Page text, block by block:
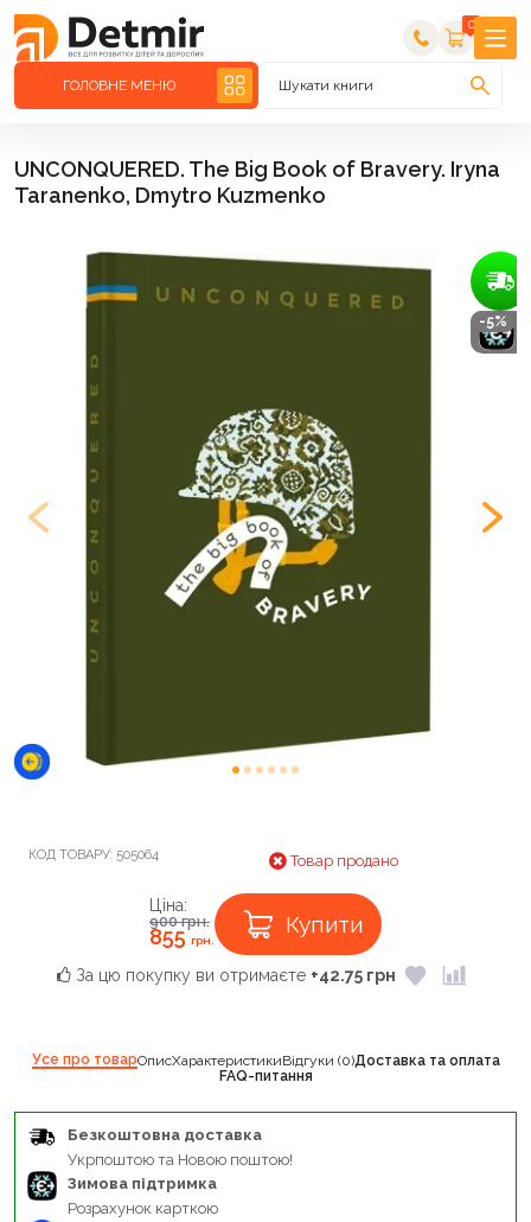
0
ГОЛОВНЕ МЕНЮ Шукати книги
UNCONQUERED. The Big Book of Bravery. Iryna
Taranenko, Dmytro Kuzmenko
-5%
КОД ТОВАРУ: 505064 Товар продано
Ціна:
900грн.
855грн.
Купити
За цю покупку ви отримаєте +42.75 грн
Усе про товарОписХарактеристикиВідгуки (0)Доставка та оплата
FAQ-питання
Безкоштовна доставка
Укрпоштою та Новою поштою!
Зимова підтримка
Розрахунок карткою